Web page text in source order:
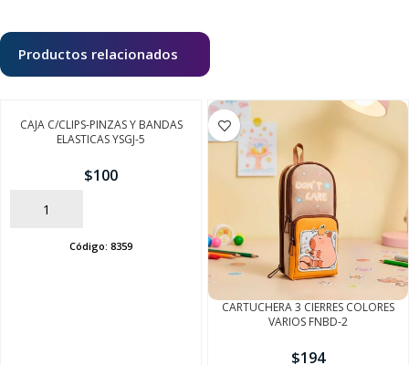
Productos relacionados
CAJA C/CLIPS-PINZAS Y BANDAS
ELASTICAS YSGJ-5
$100
AÑADIR
Código: 8359
CARTUCHERA 3 CIERRES COLORES
VARIOS FNBD-2
$194